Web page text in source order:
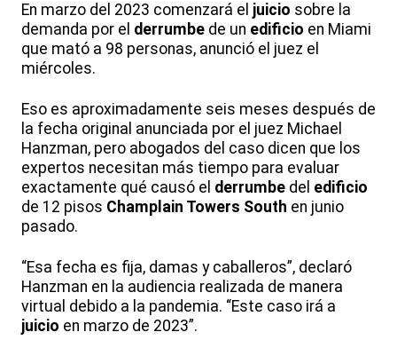
En marzo del 2023 comenzará el juicio sobre la
demanda por el derrumbe de un edificio en Miami
que mató a 98 personas, anunció el juez el
miércoles.
Eso es aproximadamente seis meses después de
la fecha original anunciada por el juez Michael
Hanzman, pero abogados del caso dicen que los
expertos necesitan más tiempo para evaluar
exactamente qué causó el derrumbe del edificio
de 12 pisos Champlain Towers South en junio
pasado.
“Esa fecha es fija, damas y caballeros”, declaró
Hanzman en la audiencia realizada de manera
virtual debido a la pandemia. “Este caso irá a
juicio en marzo de 2023”.